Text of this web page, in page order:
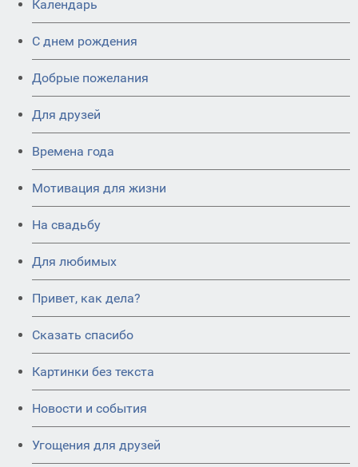
Календарь
C днем рождения
Добрые пожелания
Для друзей
Времена года
Мотивация для жизни
На свадьбу
Для любимых
Привет, как дела?
Сказать спасибо
Картинки без текста
Новости и события
Угощения для друзей